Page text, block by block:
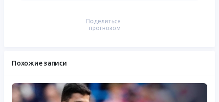
Поделиться
прогнозом
Похожие записи